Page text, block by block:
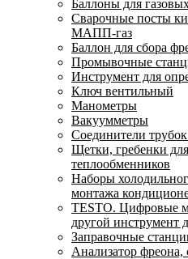
Баллоны для
Сварочные посты
МАПП-газ
Баллон для сбора
Промывочные
Инструмент для
Ключ вентильный
Манометры
Вакуумметры
Соединители
Щетки, гребенки
теплообменников
Наборы
монтажа
TESTO. Цифровые
другой инструмент
Заправочные
Анализатор фреона,